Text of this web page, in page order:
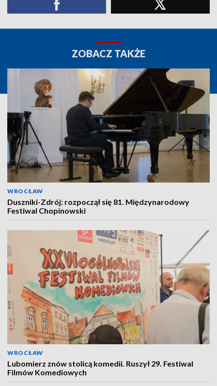
ZOBACZ TAKŻE
WROCŁAW
Duszniki-Zdrój: rozpoczął się 81. Międzynarodowy
Festiwal Chopinowski
WROCŁAW
Lubomierz znów stolicą komedii. Ruszył 29. Festiwal
Filmów Komediowych